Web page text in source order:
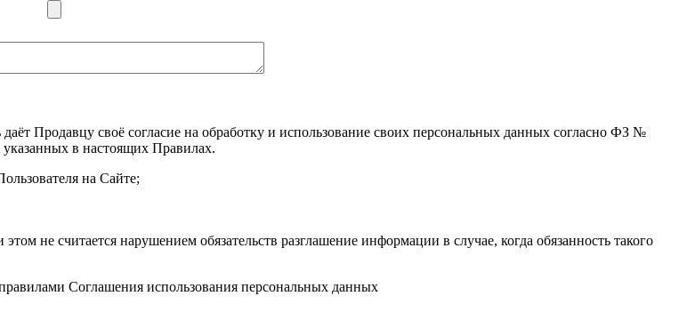
Продавцу своё согласие на обработку и использование своих персональных данных согласно ФЗ №
в настоящих Правилах.
на Сайте;
не считается нарушением обязательств разглашение информации в случае, когда обязанность такого
Соглашения использования персональных данных